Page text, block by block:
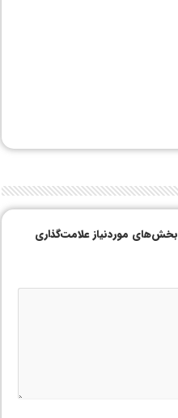
بخش‌های موردنیاز علامت‌گذاری